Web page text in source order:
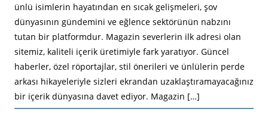
ünlü isimlerin hayatından en sıcak gelişmeleri, şov
dünyasının gündemini ve eğlence sektörünün nabzını
tutan bir platformdur. Magazin severlerin ilk adresi olan
sitemiz, kaliteli içerik üretimiyle fark yaratıyor. Güncel
haberler, özel röportajlar, stil önerileri ve ünlülerin perde
arkası hikayeleriyle sizleri ekrandan uzaklaştıramayacağınız
bir içerik dünyasına davet ediyor. Magazin […]